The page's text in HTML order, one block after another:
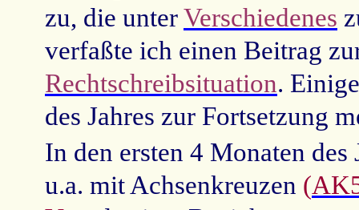
zu, die unterVerschiedenes
verfaßte ich einen Beitrag
Rechtschreibsituation.
des Jahres zur Fortsetzung
In den ersten 4 Monaten des
u.a. mit Achsenkreuzen (